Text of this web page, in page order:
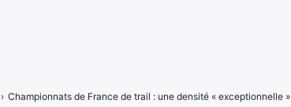
› Championnats de France de trail : une densité « exceptionnelle »